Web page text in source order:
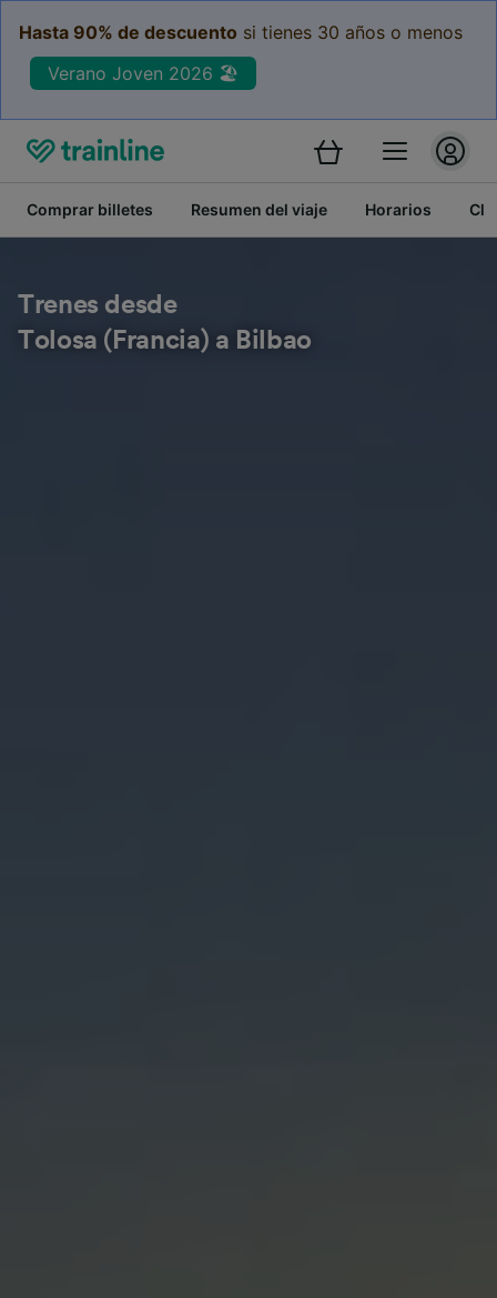
Hasta 90% de descuento si tienes 30 años o menos
Verano Joven 2026 🏖️
Comprar billetes Resumen del viaje Horarios
Trenes desde
Tolosa (Francia) a Bilbao